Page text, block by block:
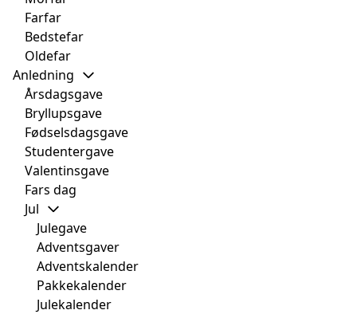
Farfar
Bedstefar
Oldefar
Anledning
Årsdagsgave
Bryllupsgave
Fødselsdagsgave
Studentergave
Valentinsgave
Fars dag
Jul
Julegave
Adventsgaver
Adventskalender
Pakkekalender
Julekalender